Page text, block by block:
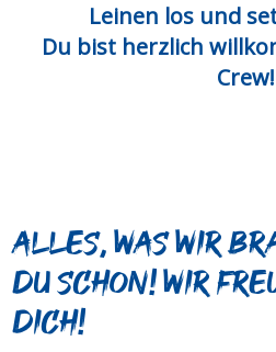
Leinen los und
Du bist herzlich
Crew!
Alles, was wir
du schon! Wir
dich!